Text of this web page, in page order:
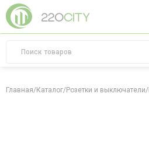
Главная/Каталог/Розетки и выключатели/